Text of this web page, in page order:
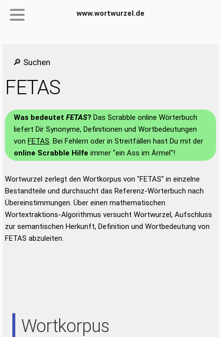
www.wortwurzel.de
🔎 Suchen
FETAS
Was bedeutet FETAS? Das Scrabble online Wörterbuch
liefert Dir Synonyme, Definitionen und Wortbedeutungen
von FETAS. Bei Fehlern oder in Streitfällen hast Du mit der
online Scrabble Hilfe immer "ein Ass im Ärmel"!
Wortwurzel zerlegt den Wortkorpus von "FETAS" in einzelne
Bestandteile und durchsucht das Referenz-Wörterbuch nach
Übereinstimmungen. Über einen mathematischen
Wortextraktions-Algorithmus versucht Wortwurzel, Aufschluss
zur semantischen Herkunft, Definition und Wortbedeutung von
FETAS abzuleiten.
Wortkorpus